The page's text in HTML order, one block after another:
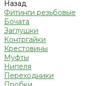
Назад
Фитинги резьбовые
Бочата
Заглушки
Контргайки
Крестовины
Муфты
Нипеля
Переходники